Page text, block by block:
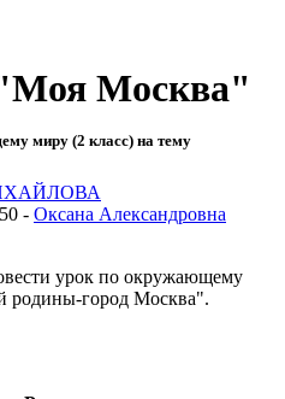
Москва"
миру (2 класс) на тему
- Оксана Александровна
урок по окружающему
родины-город Москва".